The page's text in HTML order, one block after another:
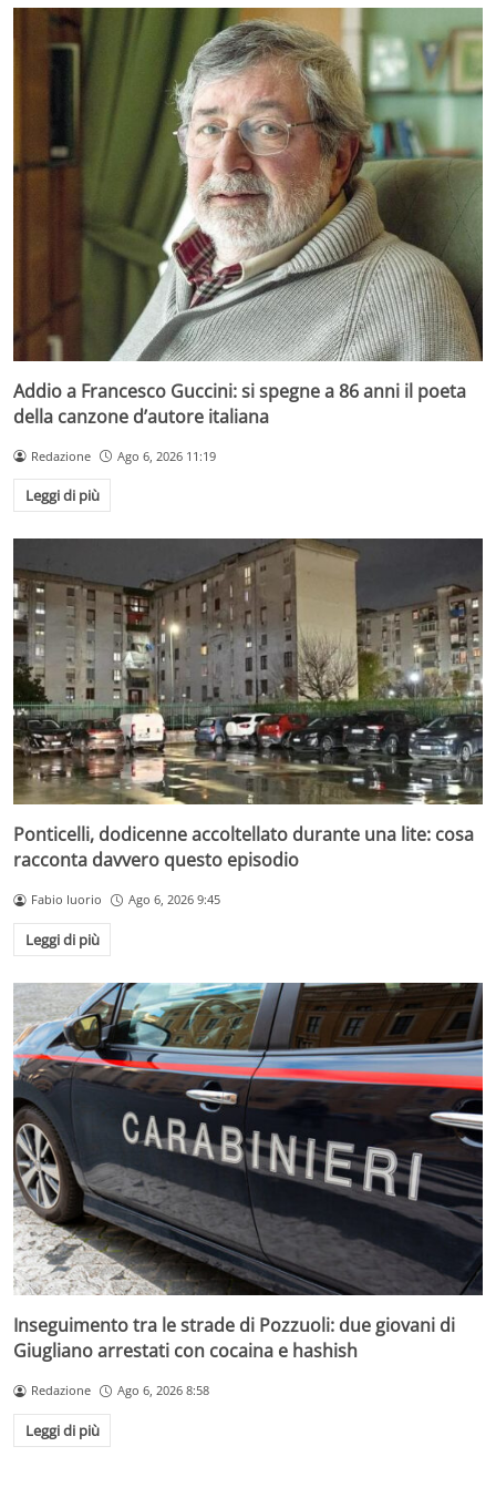
Addio a Francesco Guccini: si spegne a 86 anni il poeta
della canzone d’autore italiana
Redazione Ago 6, 2026 11:19
Leggi di più
Ponticelli, dodicenne accoltellato durante una lite: cosa
racconta davvero questo episodio
Fabio Iuorio Ago 6, 2026 9:45
Leggi di più
Inseguimento tra le strade di Pozzuoli: due giovani di
Giugliano arrestati con cocaina e hashish
Redazione Ago 6, 2026 8:58
Leggi di più